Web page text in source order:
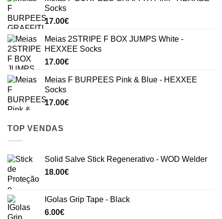
Socks
17.00€
Meias 2STRIPE F BOX JUMPS White -
HEXXEE Socks
17.00€
Meias F BURPEES Pink & Blue - HEXXEE
Socks
17.00€
TOP VENDAS
Solid Salve Stick Regenerativo - WOD Welder
18.00€
IGolas Grip Tape - Black
6.00€